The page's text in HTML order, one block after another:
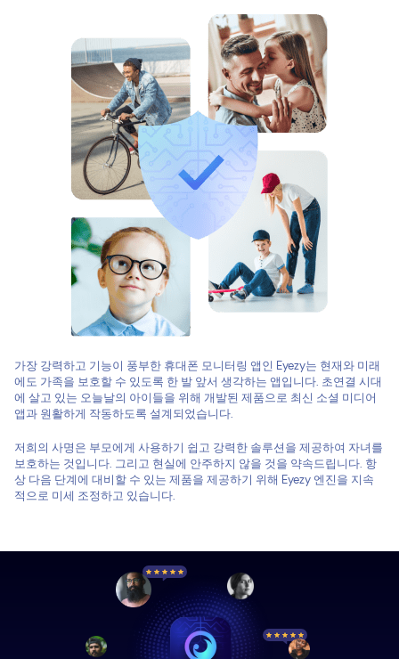
가장 강력하고 기능이 풍부한 휴대폰 모니터링 앱인 Eyezy는 현재와 미래
에도 가족을 보호할 수 있도록 한 발 앞서 생각하는 앱입니다. 초연결 시대
에 살고 있는 오늘날의 아이들을 위해 개발된 제품으로 최신 소셜 미디어
앱과 원활하게 작동하도록 설계되었습니다.
저희의 사명은 부모에게 사용하기 쉽고 강력한 솔루션을 제공하여 자녀를
보호하는 것입니다. 그리고 현실에 안주하지 않을 것을 약속드립니다. 항
상 다음 단계에 대비할 수 있는 제품을 제공하기 위해 Eyezy 엔진을 지속
적으로 미세 조정하고 있습니다.